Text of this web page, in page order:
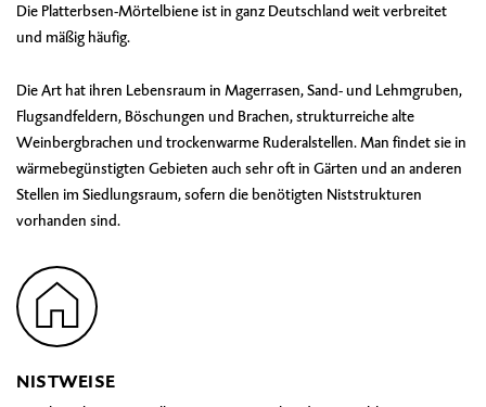
Die Platterbsen-Mörtelbiene ist in ganz Deutschland weit verbreitet
und mäßig häufig.
Die Art hat ihren Lebensraum in Magerrasen, Sand- und Lehmgruben,
Flugsandfeldern, Böschungen und Brachen, strukturreiche alte
Weinbergbrachen und trockenwarme Ruderalstellen. Man findet sie in
wärmebegünstigten Gebieten auch sehr oft in Gärten und an anderen
Stellen im Siedlungsraum, sofern die benötigten Niststrukturen
vorhanden sind.
NISTWEISE